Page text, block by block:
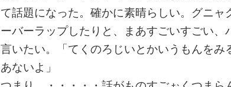
て話題になった。確かに素晴らしい。グニャ
ーバーラップしたりと、まあすごいすごい、
言いたい。「てくのろじいとかいうもんをみ
あないよ」